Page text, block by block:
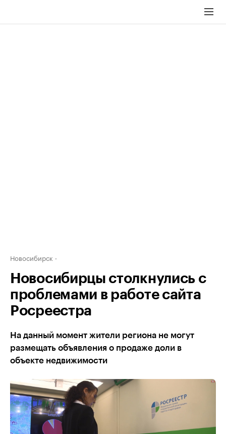
Новосибирск
Новосибирцы столкнулись с
проблемами в работе сайта
Росреестра
На данный момент жители региона не могут
размещать объявления о продаже доли в
объекте недвижимости